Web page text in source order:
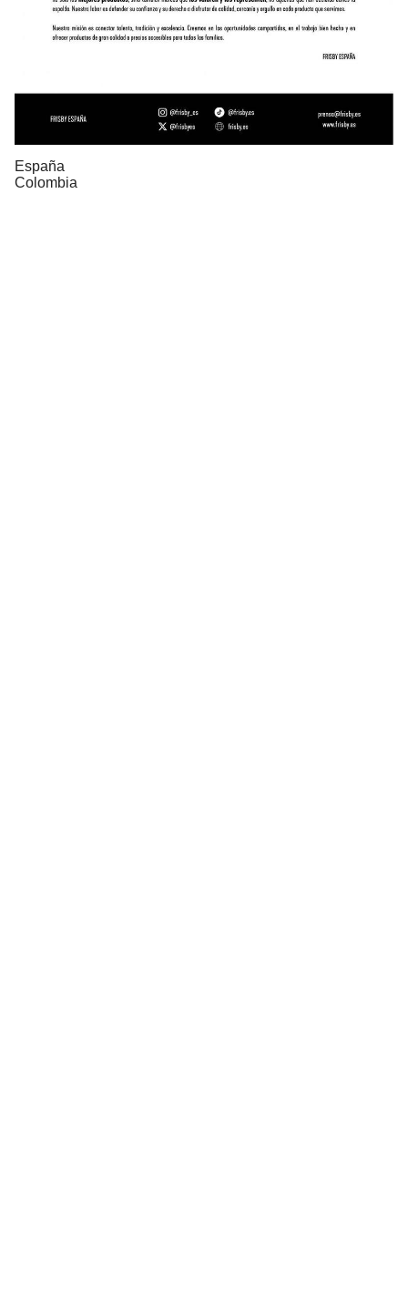
España
Colombia